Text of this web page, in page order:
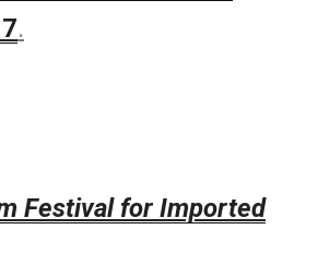
.
Festival for Imported